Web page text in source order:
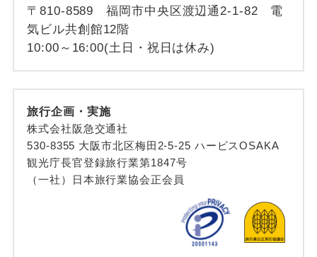
〒810-8589 福岡市中央区渡辺通2-1-82 電
気ビル共創館12階
10:00～16:00(土日・祝日は休み)
旅行企画・実施
株式会社阪急交通社
530-8355 大阪市北区梅田2-5-25 ハービスOSAKA
観光庁長官登録旅行業第1847号
（一社）日本旅行業協会正会員